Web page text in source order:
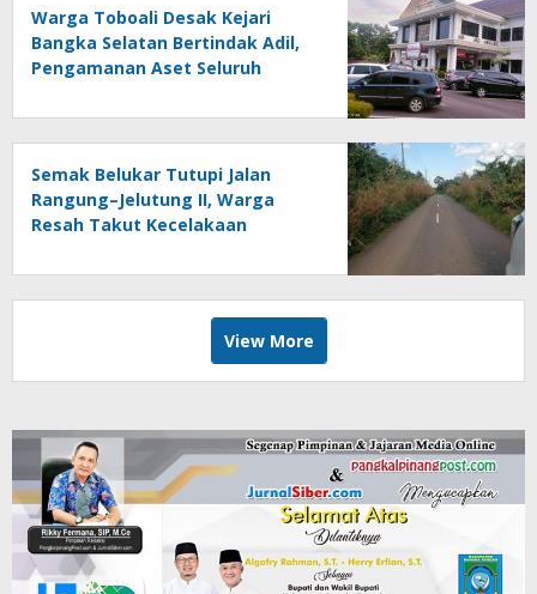
Warga Toboali Desak Kejari
Bangka Selatan Bertindak Adil,
Pengamanan Aset Seluruh
Jangan Tebang Pilih
Semak Belukar Tutupi Jalan
Rangung–Jelutung II, Warga
Resah Takut Kecelakaan
View More